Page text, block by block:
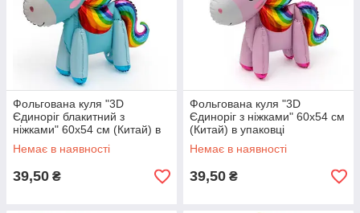
Фольгована куля "3D
Єдиноріг блакитний з
ніжками" 60х54 см (Китай) в
упаковці
Немає в наявності
39,50 ₴
Фольгована куля "3D
Єдиноріг з ніжками" 60х54 см
(Китай) в упаковці
Немає в наявності
39,50 ₴